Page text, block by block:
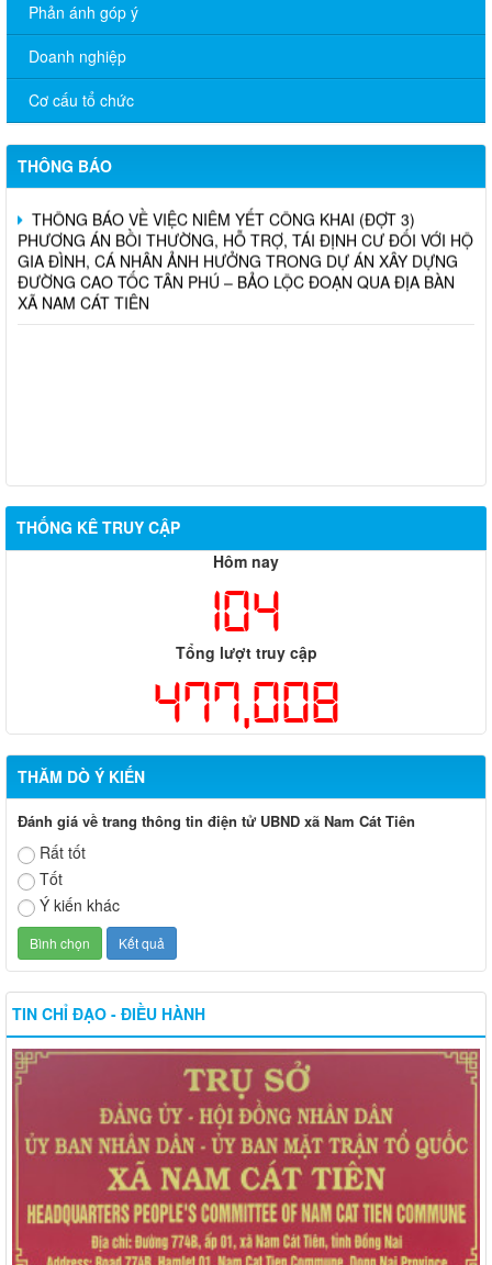
Phản ánh góp ý
Doanh nghiệp
Cơ cấu tổ chức
THÔNG BÁO
THÔNG BÁO TRIỂN KHAI KHÁM SỨC KHỎE ĐỊNH KỲ CHO
NGƯỜI LAO ĐỘNG NĂM 2026
Chương trình hỗ trợ cửa hàng, hộ kinh doanh chuyển đổi số
DỊCH TRỰC THUỘC CHI NHÁNH NHCSXH ĐỒNG NAI
THÔNG BÁO VỀ VIỆC NIÊM YẾT CÔNG KHAI (ĐỢT 3)
PHƯƠNG ÁN BỒI THƯỜNG, HỖ TRỢ, TÁI ĐỊNH CƯ ĐỐI VỚI HỘ
GIA ĐÌNH, CÁ NHÂN ẢNH HƯỞNG TRONG DỰ ÁN XÂY DỰNG
ĐƯỜNG CAO TỐC TÂN PHÚ – BẢO LỘC ĐOẠN QUA ĐỊA BÀN
XÃ NAM CÁT TIÊN
THỐNG KÊ TRUY CẬP
Hôm nay
104
Tổng lượt truy cập
477,008
THĂM DÒ Ý KIẾN
Đánh giá về trang thông tin điện tử UBND xã Nam Cát Tiên
Rất tốt
Tốt
Ý kiến khác
TIN CHỈ ĐẠO - ĐIỀU HÀNH